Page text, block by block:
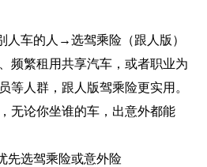
人车的人→选驾乘险（跟人版）
频繁租用共享汽车，或者职业为
等人群，跟人版驾乘险更实用。
无论你坐谁的车，出意外都能
先选驾乘险或意外险